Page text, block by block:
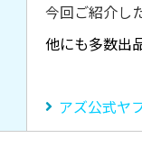
今回ご紹介し
他にも多数出
アズ公式ヤ